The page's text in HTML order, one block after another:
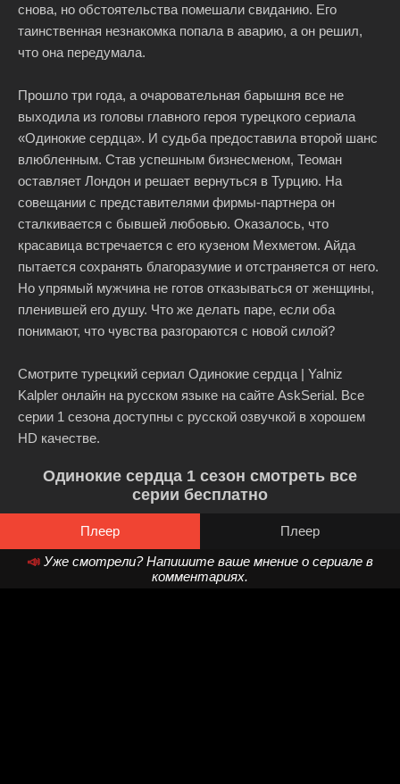
снова, но обстоятельства помешали свиданию. Его
таинственная незнакомка попала в аварию, а он решил,
что она передумала.
Прошло три года, а очаровательная барышня все не
выходила из головы главного героя турецкого сериала
«Одинокие сердца». И судьба предоставила второй шанс
влюбленным. Став успешным бизнесменом, Теоман
оставляет Лондон и решает вернуться в Турцию. На
совещании с представителями фирмы-партнера он
сталкивается с бывшей любовью. Оказалось, что
красавица встречается с его кузеном Мехметом. Айда
пытается сохранять благоразумие и отстраняется от него.
Но упрямый мужчина не готов отказываться от женщины,
пленившей его душу. Что же делать паре, если оба
понимают, что чувства разгораются с новой силой?
Смотрите турецкий сериал Одинокие сердца | Yalniz
Kalpler онлайн на русском языке на сайте AskSerial. Все
серии 1 сезона доступны с русской озвучкой в хорошем
HD качестве.
Одинокие сердца 1 сезон смотреть все
серии бесплатно
Плеер
Плеер
📣 Уже смотрели? Напишите ваше мнение о сериале в
комментариях.